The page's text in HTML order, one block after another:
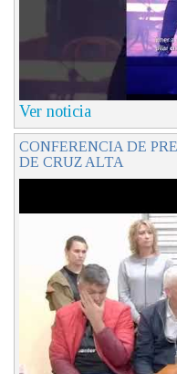
Ver noticia
CONFERENCIA DE
DE CRUZ ALTA